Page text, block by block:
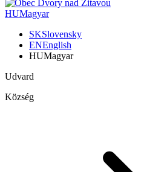
HUMagyar
SKSlovensky
ENEnglish
HUMagyar
Udvard
Község